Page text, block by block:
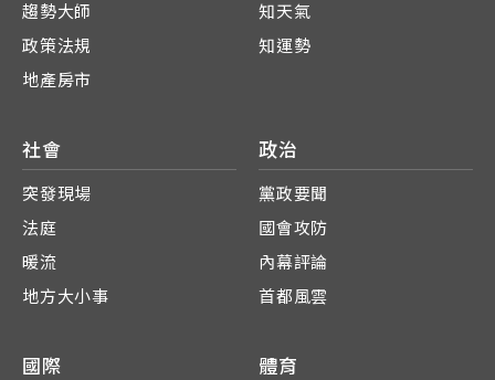
趨勢大師
政策法規
地產房市
知天氣
知運勢
社會
突發現場
法庭
暖流
地方大小事
政治
黨政要聞
國會攻防
內幕評論
首都風雲
國際 體育